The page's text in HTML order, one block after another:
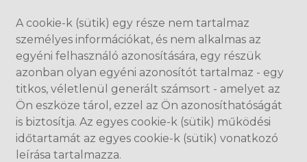
A cookie-k (sütik) egy része nem tartalmaz
személyes információkat, és nem alkalmas az
egyéni felhasználó azonosítására, egy részük
azonban olyan egyéni azonosítót tartalmaz - egy
titkos, véletlenül generált számsort - amelyet az
Ön eszköze tárol, ezzel az Ön azonosíthatóságát
is biztosítja. Az egyes cookie-k (sütik) működési
időtartamát az egyes cookie-k (sütik) vonatkozó
leírása tartalmazza.